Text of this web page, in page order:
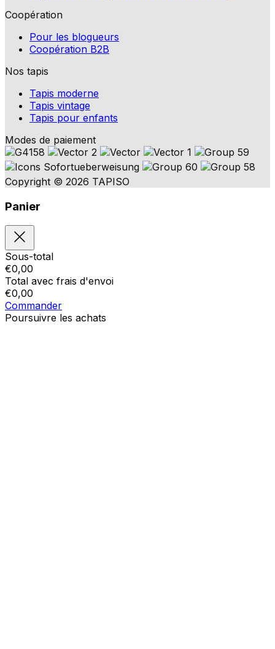
Coopération
Pour les blogueurs
Coopération B2B
Nos tapis
Tapis moderne
Tapis vintage
Tapis pour enfants
Modes de paiement
Copyright © 2026 TAPISO
Panier
Sous-total
€0,00
Total avec frais d'envoi
€0,00
Commander
Poursuivre les achats